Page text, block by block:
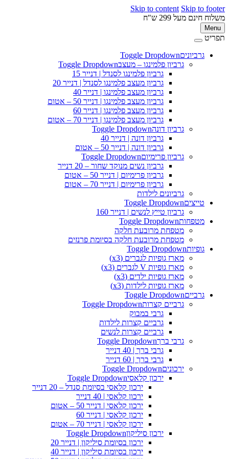
Skip to content Skip to
מעל 299 ש"ח
גרביוניםToggle Dropdown
גרביון פלמינגו – מעצבToggle Dropdown
גרביון פלמינגו לסנדל | דנייר 15
גרביון מעצב פלמינגו לסנדל | דנייר 20
גרביון מעצב פלמינגו | דנייר 40
גרביון מעצב פלמינגו | דנייר 50 – אטום
גרביון מעצב פלמינגו | דנייר 60
גרביון מעצב פלמינגו | דנייר 70 – אטום
גרביון דונהToggle Dropdown
גרביון דונה | דנייר 40
גרביון דונה | דנייר 50 – אטום
גרביון פרימיוםToggle Dropdown
גרביון נשים מנוקד שחור – 20 דנייר
גרביון פרימיום | דנייר 50 – אטום
גרביון פרימיום | דנייר 70 – אטום
גרביונים לילדות
טייצים Toggle Dropdown
גרביון טייץ לנשים | דנייר 160
מטפחותToggle Dropdown
מטפחת מרובעת חלקה
מטפחת מרובעת חלקה בסיומת פרנזים
גופיות
Toggle Dropdown
מארז גופיות לגברים (x3)
מארז גופיות V לגברים (x3)
מארז גופיות ילדים (x3)
מארז גופיות לילדות (x3)
גרביים Toggle Dropdown
גרביים קצרות Toggle Dropdown
גרבי במבוק
גרביים קצרות לילדות
גרביים קצרות לנשים
גרבי ברךToggle Dropdown
גרבי ברך | 40 דנייר
גרבי ברך | 60 דנייר
ירכוניםToggle Dropdown
ירכון קלאסי Toggle Dropdown
ירכון קלאסי בסיומת סנדל – 20 דנייר
ירכון קלאסי | 40 דנייר
ירכון קלאסי | דנייר 50 – אטום
ירכון קלאסי | דנייר 60
ירכון קלאסי | דנייר 70 – אטום
ירכון סיליקוןToggle Dropdown
ירכון בסיומת סיליקון | דנייר 20
ירכון בסיומת סיליקון | דנייר 40